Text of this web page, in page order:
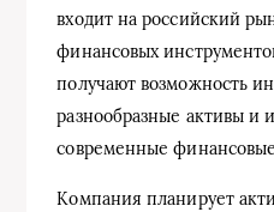
входит на российский
финансовых
получают возможность
разнообразные активы и
современные
Компания планирует